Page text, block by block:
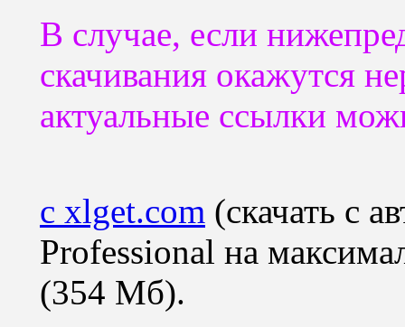
В случае, если
скачивания окажутся
актуальные ссылки
с xlget.com (скачать с
Professional на
(354 Мб).